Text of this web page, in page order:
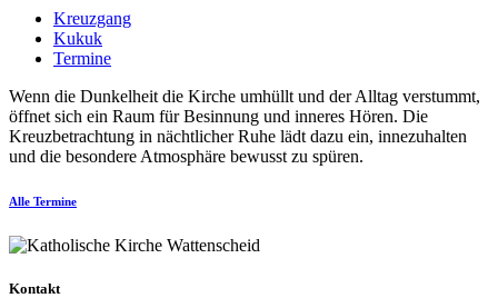
Kreuzgang
Kukuk
Termine
Wenn die Dunkelheit die Kirche umhüllt und der Alltag verstummt,
öffnet sich ein Raum für Besinnung und inneres Hören. Die
Kreuzbetrachtung in nächtlicher Ruhe lädt dazu ein, innezuhalten
und die besondere Atmosphäre bewusst zu spüren.
Alle Termine
Kontakt